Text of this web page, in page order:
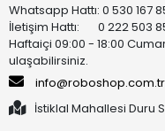
Whatsapp Hattı: 0 530 167
İletişim Hattı: 0 222 503
Haftaiçi 09:00 - 18:00
ulaşabilirsiniz.
info@roboshop.com.tr
İstiklal Mahallesi Duru